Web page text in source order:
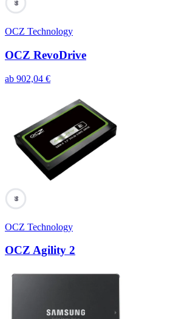
99
OCZ Technology
OCZ RevoDrive
ab 902,04 €
99
OCZ Technology
OCZ Agility 2